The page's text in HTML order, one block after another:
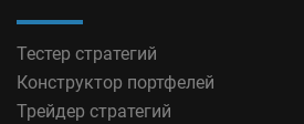
Тестер стратегий
Конструктор портфелей
Трейдер стратегий